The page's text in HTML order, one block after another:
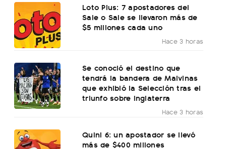
Loto Plus: 7 apostadores del
Sale o Sale se llevaron más de
$5 millones cada uno
Hace 3 horas
Se conoció el destino que
tendrá la bandera de Malvinas
que exhibió la Selección tras el
triunfo sobre Inglaterra
Hace 3 horas
Quini 6: un apostador se llevó
más de $400 millones